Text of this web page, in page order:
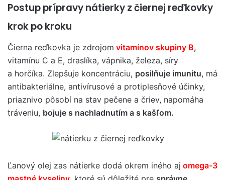
Postup prípravy nátierky z čiernej reďkovky
krok po kroku
Čierna reďkovka je zdrojom vitamínov skupiny B,
vitamínu C a E, draslíka, vápnika, železa, síry
a horčíka. Zlepšuje koncentráciu, posilňuje imunitu, má
antibakteriálne, antivírusové a protiplesňové účinky,
priaznivo pôsobí na stav pečene a čriev, napomáha
tráveniu, bojuje s nachladnutím a s kašľom.
Ľanový olej zas nátierke dodá okrem iného aj omega-3